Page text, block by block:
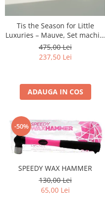
Tis the Season for Little
Luxuries – Mauve, Set machiaj
pentru glow natural si nuante
delicate
475,00 Lei
237,50 Lei
ADAUGA IN COS
-50%
SPEEDY WAX HAMMER
130,00 Lei
65,00 Lei